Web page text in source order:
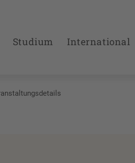
Studium International